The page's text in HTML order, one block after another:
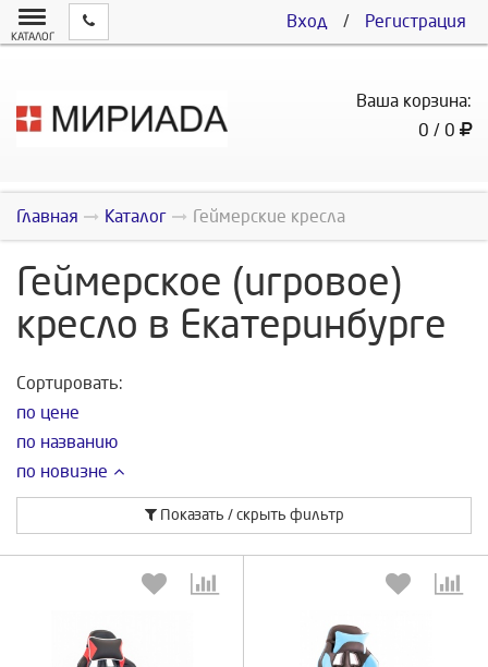
Вход / Регистрация
КАТАЛОГ
Ваша корзина:
0 / 0
Главная Каталог Геймерские кресла
Геймерское (игровое)
кресло в Екатеринбурге
Сортировать:
по цене
по названию
по новизне
Показать / скрыть фильтр